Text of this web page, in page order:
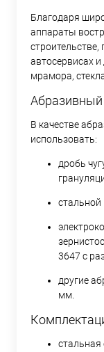
Благодаря
аппараты
автосервисах
мрамора,
В качестве
использовать:
дробь
стальной
3647 с
другие
мм.